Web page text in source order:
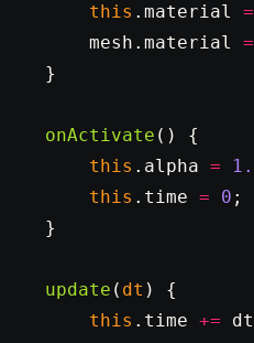
        this
.material =
        mesh.material
=
    }
    onActivate
() {
        this
.alpha =
        this
.time = 0 ;
    }
    update
( dt ) {
        this
.time +=